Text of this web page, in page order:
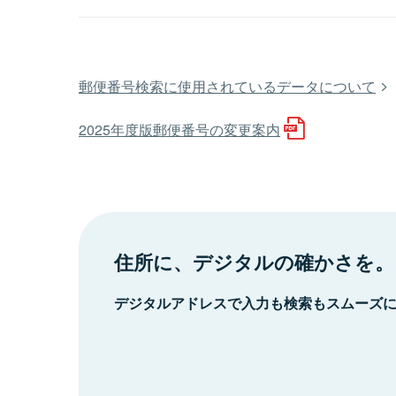
郵便番号検索に使用されているデータについて
2025年度版郵便番号の変更案内
住所に、デジタルの確かさを。
デジタルアドレスで入力も検索もスムーズ